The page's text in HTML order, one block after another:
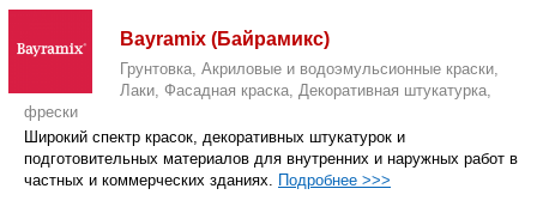
Bayramix (Байрамикс)
Грунтовка, Акриловые и водоэмульсионные краски,
Лаки, Фасадная краска, Декоративная штукатурка,
фрески
Широкий спектр красок, декоративных штукатурок и
подготовительных материалов для внутренних и наружных работ в
частных и коммерческих зданиях. Подробнее >>>